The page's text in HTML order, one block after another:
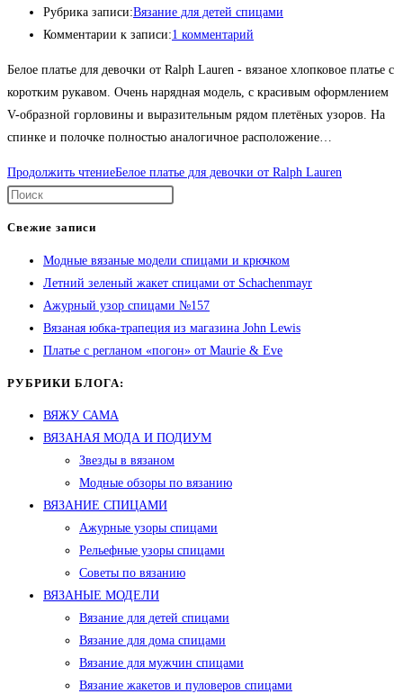
Рубрика записи:Вязание для детей спицами
Комментарии к записи:1 комментарий
Белое платье для девочки от Ralph Lauren - вязаное хлопковое платье с
коротким рукавом. Очень нарядная модель, с красивым оформлением
V-образной горловины и выразительным рядом плетёных узоров. На
спинке и полочке полностью аналогичное расположение…
Продолжить чтениеБелое платье для девочки от Ralph Lauren
Свежие записи
Модные вязаные модели спицами и крючком
Летний зеленый жакет спицами от Schachenmayr
Ажурный узор спицами №157
Вязаная юбка-трапеция из магазина John Lewis
Платье с регланом «погон» от Maurie & Eve
РУБРИКИ БЛОГА:
ВЯЖУ САМА
ВЯЗАНАЯ МОДА И ПОДИУМ
Звезды в вязаном
Модные обзоры по вязанию
ВЯЗАНИЕ СПИЦАМИ
Ажурные узоры спицами
Рельефные узоры спицами
Советы по вязанию
ВЯЗАНЫЕ МОДЕЛИ
Вязание для детей спицами
Вязание для дома спицами
Вязание для мужчин спицами
Вязание жакетов и пуловеров спицами